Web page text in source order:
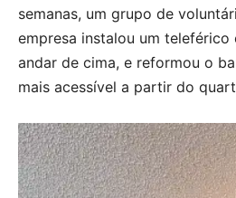
semanas, um grupo de
empresa instalou um teleférico
andar de cima, e reformou o
mais acessível a partir do